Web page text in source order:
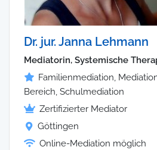
Dr. jur. Janna Lehmann
Mediatorin, Systemische
Familienmediation,
Bereich, Schulmediation
Zertifizierter Mediator
Göttingen
Online-Mediation möglich